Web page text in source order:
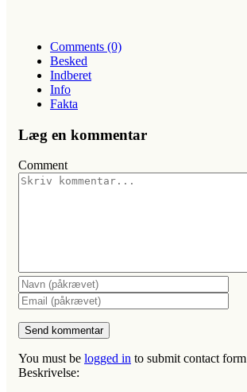
Comments (0)
Besked
Indberet
Info
Fakta
Læg en kommentar
Comment
You must be logged in to submit contact form
Beskrivelse: